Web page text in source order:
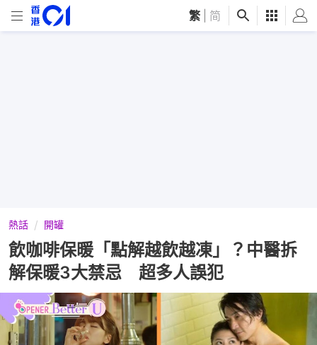
繁 简
熱話 開罐
飲咖啡保暖「點解越飲越凍」？中醫拆
解保暖3大禁忌 超多人誤犯